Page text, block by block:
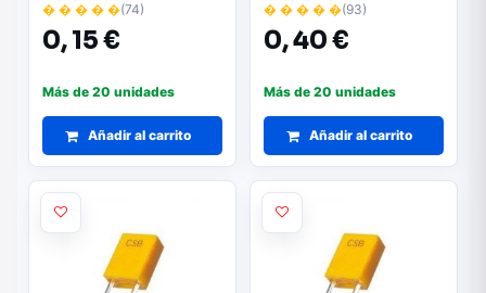
� � � � �(74)
0,15 €
Más de 20 unidades
Añadir al carrito
� � � � �(93)
0,40 €
Más de 20 unidades
Añadir al carrito